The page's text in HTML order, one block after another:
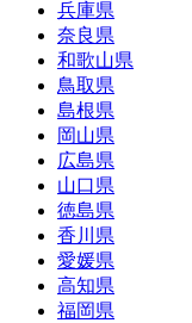
兵庫県
奈良県
和歌山県
鳥取県
島根県
岡山県
広島県
山口県
徳島県
香川県
愛媛県
高知県
福岡県